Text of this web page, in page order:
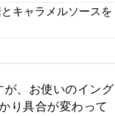
キャラメルソースを
が、お使いのイング
り具合が変わって